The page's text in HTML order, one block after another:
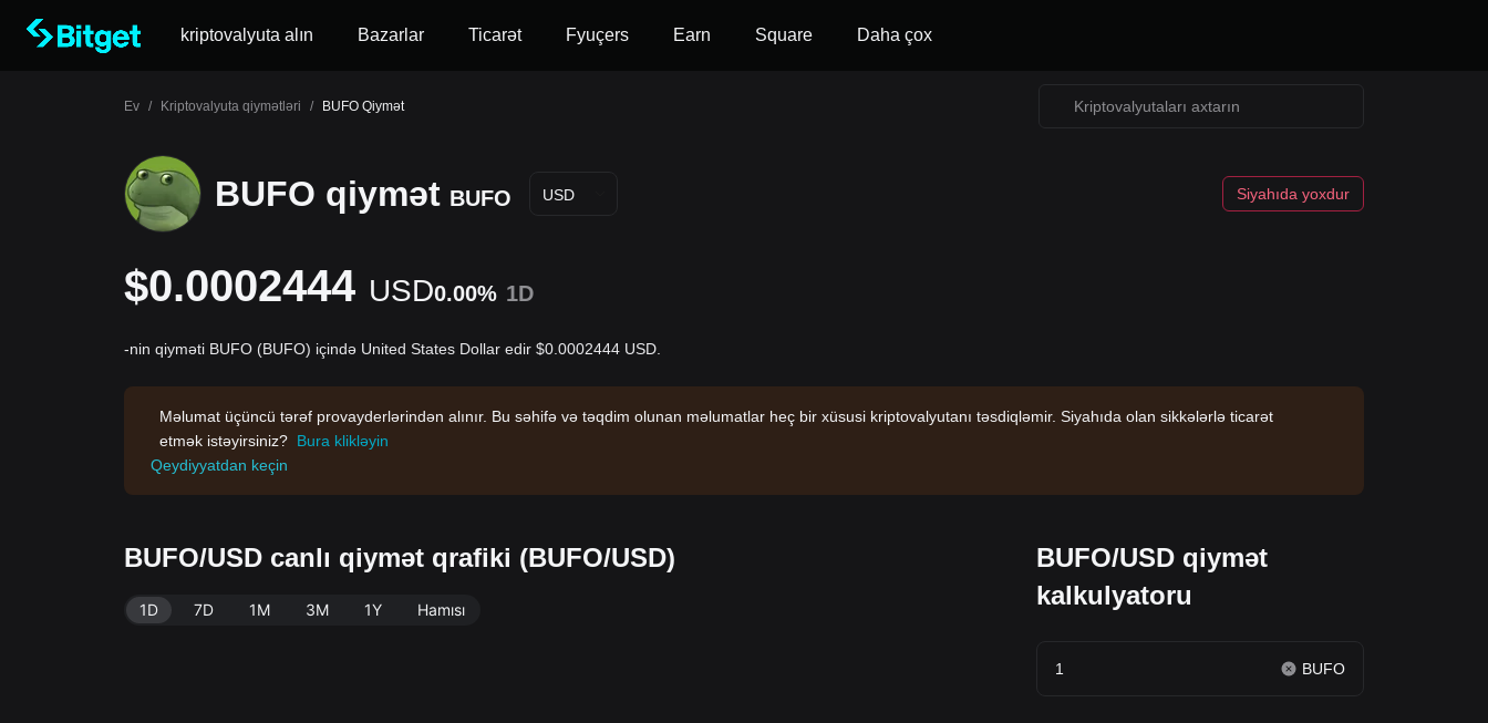
kriptovalyuta alın Bazarlar Ticarət Fyuçers Earn Square Daha çox
Ev / Kriptovalyuta qiymətləri / BUFO Qiymət
BUFO qiymət BUFO USD Siyahıda yoxdur
$0.0002444 USD0.00% 1D
-nin qiyməti BUFO (BUFO) içində United States Dollar edir $0.0002444 USD.
Məlumat üçüncü tərəf provayderlərindən alınır. Bu səhifə və təqdim olunan məlumatlar heç bir xüsusi kriptovalyutanı təsdiqləmir. Siyahıda olan sikkələrlə ticarət
etmək istəyirsiniz? Bura klikləyin
Qeydiyyatdan keçin
BUFO/USD canlı qiymət qrafiki (BUFO/USD)
1D 7D 1M 3M 1Y Hamısı
BUFO/USD qiymət
kalkulyatoru
BUFO